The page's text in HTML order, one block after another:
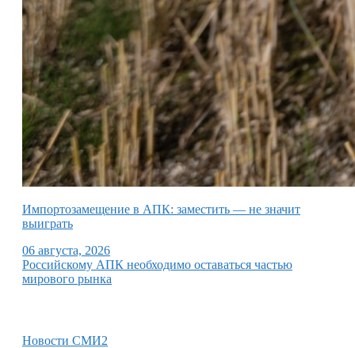
Импортозамещение в АПК: заместить — не значит
выиграть
06 августа, 2026
Российскому АПК необходимо оставаться частью
мирового рынка
Новости СМИ2